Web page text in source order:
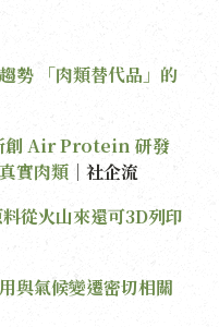
勢 「肉類替代品」的
創 Air Protein 研發
實肉類 ｜社企流
從火山來還可3D列印
與氣候變遷密切相關